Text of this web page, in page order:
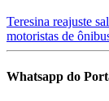
Teresina reajuste
motoristas de
Whatsapp do